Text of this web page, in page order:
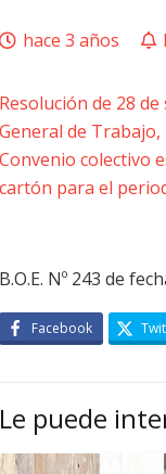
hace 3 años
Resolución de 28
General de
Convenio colectivo
cartón para el
B.O.E. Nº 243 de
Facebook
Le puede